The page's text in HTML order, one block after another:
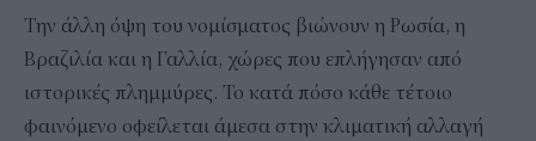
Την άλλη όψη του νομίσματος βιώνουν η Ρωσία, η
Βραζιλία και η Γαλλία, χώρες που επλήγησαν από
ιστορικές πλημμύρες. Το κατά πόσο κάθε τέτοιο
φαινόμενο οφείλεται άμεσα στην κλιματική αλλαγή